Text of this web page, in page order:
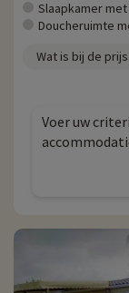
Slaapkamer
Doucheruimte
Wat is bij de
Voer uw